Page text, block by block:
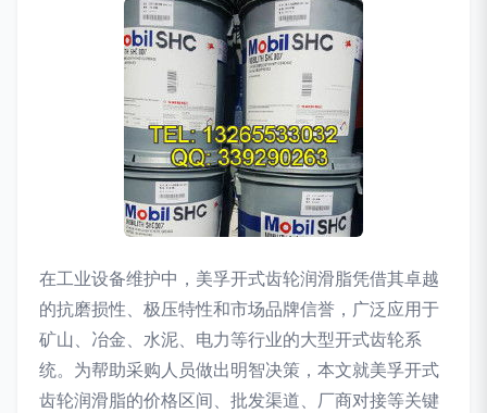
在工业设备维护中，美孚开式齿轮润滑脂凭借其卓越
的抗磨损性、极压特性和市场品牌信誉，广泛应用于
矿山、冶金、水泥、电力等行业的大型开式齿轮系
统。为帮助采购人员做出明智决策，本文就美孚开式
齿轮润滑脂的价格区间、批发渠道、厂商对接等关键